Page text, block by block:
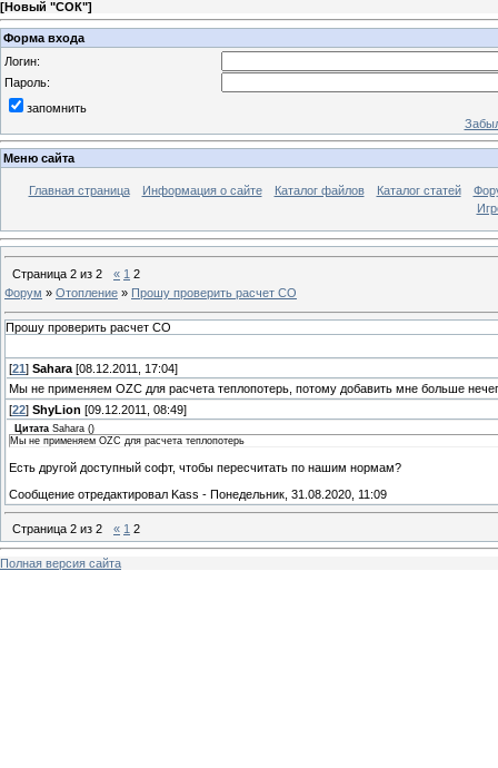
[Новый "СОК"]
Форма входа
Логин:
Пароль:
запомнить
Меню сайта
Главная страница Информация о сайте Каталог файлов Каталог статей
Страница 2 из 2 « 1 2
Форум » Отопление » Прошу проверить расчет СО
Прошу проверить расчет СО
[21 ] Sahara [08.12.2011, 17:04]
Мы не применяем OZC для расчета теплопотерь, потому добавить мне больше
[22] ShyLion [09.12.2011, 08:49]
Цитата Sahara ()
Мы не применяем OZC для расчета теплопотерь
Есть другой доступный софт, чтобы пересчитать по нашим нормам?
Сообщение отредактировал Kass - Понедельник, 31.08.2020, 11:09
Страница 2 из 2 « 1 2
Полная версия сайта